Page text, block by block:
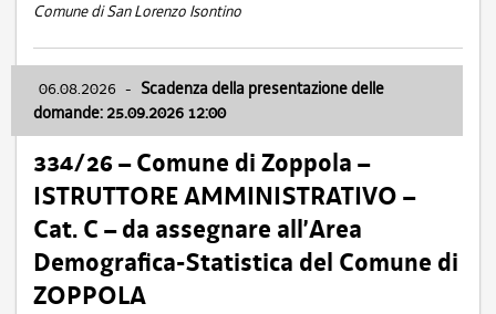
Comune di San Lorenzo Isontino
06.08.2026 - Scadenza della presentazione delle
domande: 25.09.2026 12:00
334/26 – Comune di Zoppola –
ISTRUTTORE AMMINISTRATIVO –
Cat. C – da assegnare all’Area
Demografica-Statistica del Comune di
ZOPPOLA